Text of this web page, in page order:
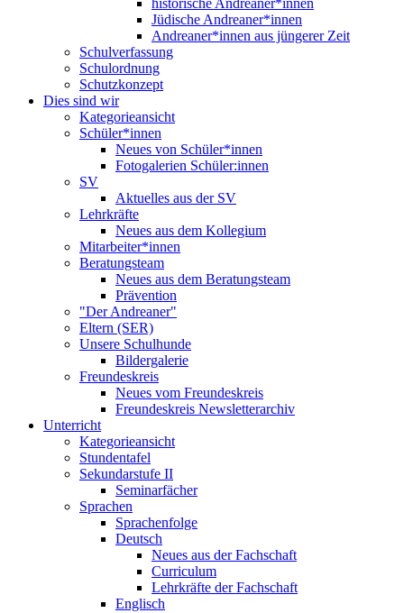
Jüdische Andreaner*innen
Andreaner*innen aus jüngerer Zeit
Schulverfassung
Schulordnung
Schutzkonzept
Dies sind wir
Kategorieansicht
Schüler*innen
Neues von Schüler*innen
Fotogalerien Schüler:innen
SV
Aktuelles aus der SV
Lehrkräfte
Neues aus dem Kollegium
Mitarbeiter*innen
Beratungsteam
Neues aus dem Beratungsteam
Prävention
"Der Andreaner"
Eltern (SER)
Unsere Schulhunde
Bildergalerie
Freundeskreis
Neues vom Freundeskreis
Freundeskreis Newsletterarchiv
Unterricht
Kategorieansicht
Stundentafel
Sekundarstufe II
Seminarfächer
Sprachen
Sprachenfolge
Deutsch
Neues aus der Fachschaft
Curriculum
Lehrkräfte der Fachschaft
Englisch